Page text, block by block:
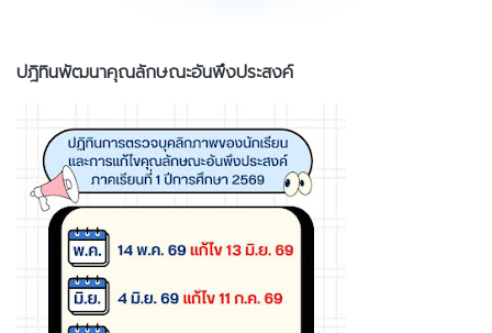
ปฎิทินพัฒนาคุณลักษณะอันพึงประสงค์